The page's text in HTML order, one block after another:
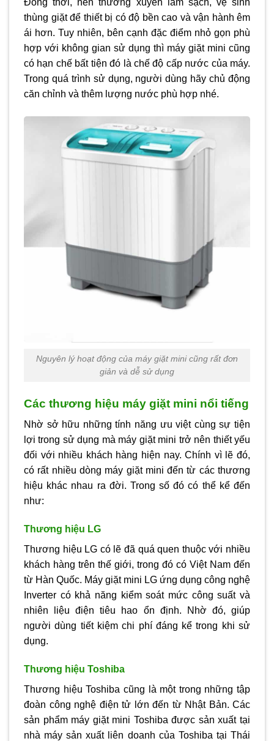
Đồng thời, nên thường xuyên làm sạch, vệ sinh
thùng giặt để thiết bị có độ bền cao và vận hành êm
ái hơn. Tuy nhiên, bên cạnh đặc điểm nhỏ gọn phù
hợp với không gian sử dụng thì máy giặt mini cũng
có hạn chế bất tiện đó là chế độ cấp nước của máy.
Trong quá trình sử dụng, người dùng hãy chủ động
căn chỉnh và thêm lượng nước phù hợp nhé.
Nguyên lý hoạt động của máy giặt mini cũng rất đơn
giản và dễ sử dụng
Các thương hiệu máy giặt mini nổi tiếng
Nhờ sở hữu những tính năng ưu việt cùng sự tiện
lợi trong sử dụng mà máy giặt mini trở nên thiết yếu
đối với nhiều khách hàng hiện nay. Chính vì lẽ đó,
có rất nhiều dòng máy giặt mini đến từ các thương
hiệu khác nhau ra đời. Trong số đó có thể kể đến
như:
Thương hiệu LG
Thương hiệu LG có lẽ đã quá quen thuộc với nhiều
khách hàng trên thế giới, trong đó có Việt Nam đến
từ Hàn Quốc. Máy giặt mini LG ứng dụng công nghệ
Inverter có khả năng kiểm soát mức công suất và
nhiên liệu điện tiêu hao ổn định. Nhờ đó, giúp
người dùng tiết kiệm chi phí đáng kể trong khi sử
dụng.
Thương hiệu Toshiba
Thương hiệu Toshiba cũng là một trong những tập
đoàn công nghệ điện tử lớn đến từ Nhật Bản. Các
sản phẩm máy giặt mini Toshiba được sản xuất tại
nhà máy sản xuất liên doanh của Toshiba tại Thái